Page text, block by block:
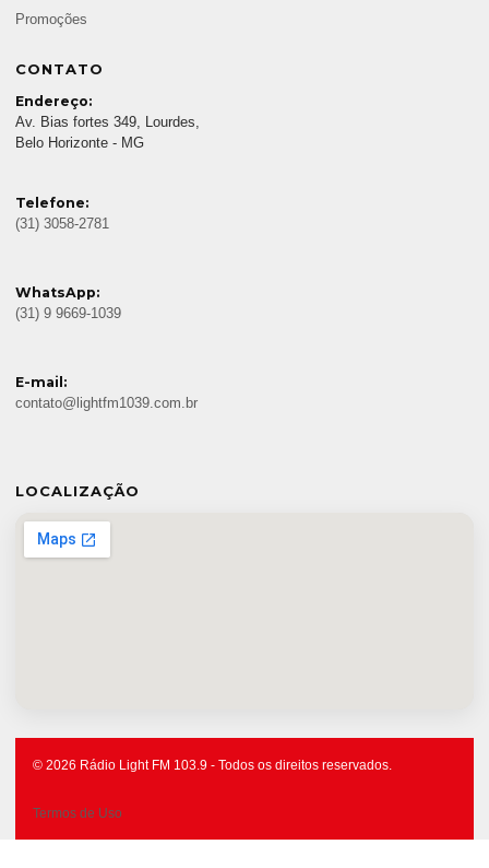
Promoções
CONTATO
Endereço:
Av. Bias fortes 349, Lourdes,
Belo Horizonte - MG
Telefone:
(31) 3058-2781
WhatsApp:
(31) 9 9669-1039
E-mail:
contato@lightfm1039.com.br
LOCALIZAÇÃO
© 2026 Rádio Light FM 103.9 - Todos os direitos reservados.
Termos de Uso